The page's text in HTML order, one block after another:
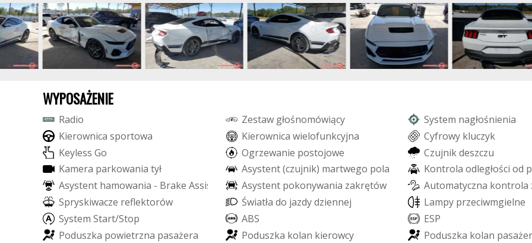
WYPOSAŻENIE
Radio Zestaw głośnomówiący System nagłośnienia
Kierownica sportowa Kierownica wielofunkcyjna Cyfrowy kluczyk
Keyless Go Ogrzewanie postojowe Czujnikdeszczu
Kamera parkowania tył Asystent (czujnik) martwego pola Kontrola odległości od p
Asystent hamowania - Brake Assis Asystent pokonywania zakrętów Automatyczna kontrola
Spryskiwacze refektorów Światła do jazdy dziennej Lampy przeciwmgielne
System Start/Stop ABS ESP
Poduszka powietrzna pasażera Poduszka kolan kierowcy Poduszka kolan pasażer